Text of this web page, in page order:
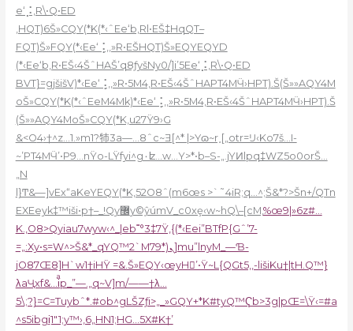
e‘⡨,R\•Q•ED
‚HQT)6Š»CQY(*K(*‹ˆEe‘b,Rl•EŠ‡HqQT–
FQT)Š»FQY(*‹Ee‘⢨,,»R•EŠHQT)Š»EQYEQYD
(*‹Ee‘b,R•EŠ‹4ŠˆHAŠ’q8ƒyšNy0/]i’5Ee‘⡨,R\•Q•ED
BVT}=gjšišV)*‹Ee‘⢨,,»R•5M4,R•EŠ‹4ŠˆHAPT4MӴ›HPT).Š(Š»»AQY4M
oŠ»CQY(*K(*‹ˆEeM4Mk)*‹Ee‘⢨,,»R•5M4,R•EŠ‹4ŠˆHAPT4MӴ›HPT).Š
(Š»»AQY4MoŠ»CQY(*K,u27Ÿ9›G
&<O4›†^z…1.»m1?㸬3a—…8ˆc~Ǝ[^* |>Үɷ~r˰[„otr=Ĳ‹Ko7š…I-
~’PT4MӴ’•P9…nŸo-LŸfyi^g۰ʫ…w…Y>*•b–S-„.jYͶlpq‡WZ5o0orŠ…
„N
l}Ͳ&—]vEx“aKeYEQY(*K,52O8ˆ(m6œs >`˜4iR;q…^;Š&*?>Šn+/QTn
EXEeyk‡™iši•p†–_!Qy޼y©ŷúmV_c0xȩ‹w~hQ\–[cM‚%œ9|»6z#…
K.,O8>Qyiau7wyw‹^_|eb˭°3‡7Ÿ,{(*‹Eei”BTfP{Gˆ’7-
=„:Xy•s=W^>Š&*_qYQ™2`Mܢ(*79]mu”lnyM_—Ɓ-
jO87Œ8]H`w1†iHŸ =&.Š»EQY‹œyH’•Ÿ~L{QGt5‚,-lišiKu†|tH.Q™}
λaҶxf&…iͣp_”—.„q~V]m/——†λ…
5\;?}=C=Tuybˆ*.#ob^gLŠZƒi>„_»GQY+*K#tyQ™Ҁb>3g|pŒ=\Ÿ‹=#a
^s5ibgi̱1″1;y™›,6„HN1;HG…5X#K†’